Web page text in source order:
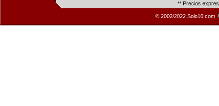
** Precios
© 2002/2022 Solo10.com